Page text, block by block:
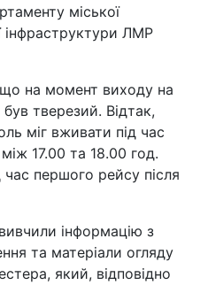
міської
інфраструктури ЛМР
на момент виходу на
тверезий. Відтак,
міг вживати під час
17.00 та 18.00 год.
першого рейсу після
інформацію з
та матеріали огляду
який, відповідно